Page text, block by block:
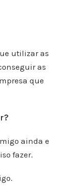
utilizar as
as
que
ainda e
fazer.